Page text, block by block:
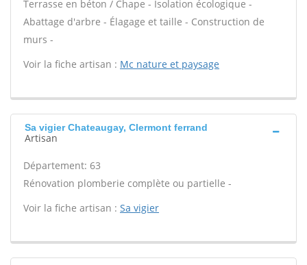
Terrasse en béton / Chape - Isolation écologique -
Abattage d'arbre - Élagage et taille - Construction de
murs -
Voir la fiche artisan : Mc nature et paysage
Sa vigier Chateaugay, Clermont ferrand
Artisan
Département: 63
Rénovation plomberie complète ou partielle -
Voir la fiche artisan : Sa vigier